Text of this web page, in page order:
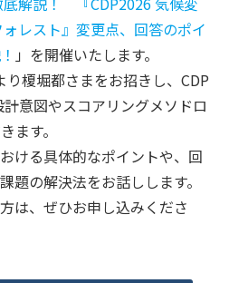
レスト』変更点、回答のポイ
」を開催いたします。
榎堀都さまをお招きし、CDP
意図やスコアリングメソドロ
ます。
ける具体的なポイントや、回
題の解決法をお話しします。
は、ぜひお申し込みくださ